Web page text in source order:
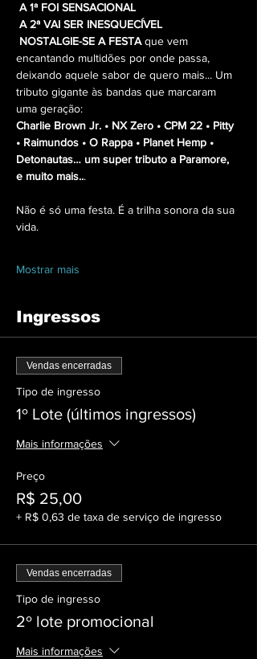
A 1ª FOI SENSACIONAL
A 2ª VAI SER INESQUECÍVEL
NOSTALGIE-SE A FESTA que vem
encantando multidões por onde passa,
deixando aquele sabor de quero mais... Um
tributo gigante às bandas que marcaram
uma geração:
Charlie Brown Jr. • NX Zero • CPM 22 • Pitty
• Raimundos • O Rappa • Planet Hemp •
Detonautas… um super tributo a Paramore,
e muito mais...
Não é só uma festa. É a trilha sonora da sua
vida.
Mostrar mais
Ingressos
Vendas encerradas
Tipo de ingresso
1º Lote (últimos ingressos)
Mais informações
Preço
R$ 25,00
+ R$ 0,63 de taxa de serviço de ingresso
Vendas encerradas
Tipo de ingresso
2º lote promocional
Mais informações